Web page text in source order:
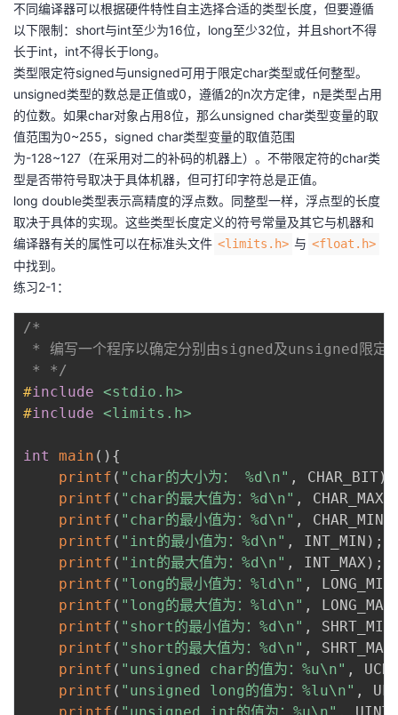
我
的
课
程
我
的
认
证
我
的
实
验
我
的
收
藏
的
技
术
支
持
我
的
云
声
建
议
不同编译器可以根据硬件特性自主选择合适的类型长度，但要遵循
以下限制：short与int至少为16位，long至少32位，并且short不得
长于int，int不得长于long。
类型限定符signed与unsigned可用于限定char类型或任何整型。
unsigned类型的数总是正值或0，遵循2的n次方定律，n是类型占用
的位数。如果char对象占用8位，那么unsigned char类型变量的取
值范围为0~255，signed char类型变量的取值范围
为-128~127（在采用对二的补码的机器上）。不带限定符的char类
型是否带符号取决于具体机器，但可打印字符总是正值。
long double类型表示高精度的浮点数。同整型一样，浮点型的长度
取决于具体的实现。这些类型长度定义的符号常量及其它与机器和
编译器有关的属性可以在标准头文件 <limits.h> 与 <float.h>
中找到。
练习2-1：
/*
* 编写一个程序以确定分别由signed及unsigned限
* */
#include <stdio.h>
#include <limits.h>
int main ( ) {
printf ( "char的大小为： %d\n" , CHAR_BIT)
printf ( "char的最大值为：%d\n" , CHAR_MAX
printf ( "char的最小值为：%d\n" , CHAR_MIN
printf ( "int的最小值为：%d\n" , INT_MIN ) ;
printf ( "int的最大值为：%d\n" , INT_MAX) ;
printf ( "long的最小值为：%ld\n" , LONG_MIN
printf ( "long的最大值为：%ld\n" , LONG_MAX
printf ( "short的最小值为：%d\n" , SHRT_MIN
printf ( "short的最大值为：%d\n" , SHRT_MAX
printf ( "unsigned char的值为：%u\n" ,
printf ( "unsigned long的值为：%lu\n" ,